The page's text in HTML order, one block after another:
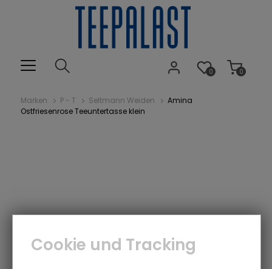
0
0
Marken P - T Seltmann Weiden
Amina
Ostfriesenrose Teeuntertasse klein
Cookie und Tracking